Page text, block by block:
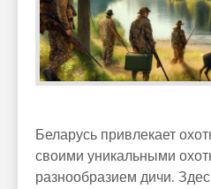
Беларусь привлекает
своими уникальными
разнообразием дичи.